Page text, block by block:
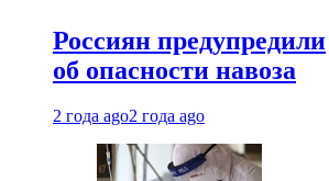
Россиян предупредили
об опасности навоза
2 года ago2 года ago